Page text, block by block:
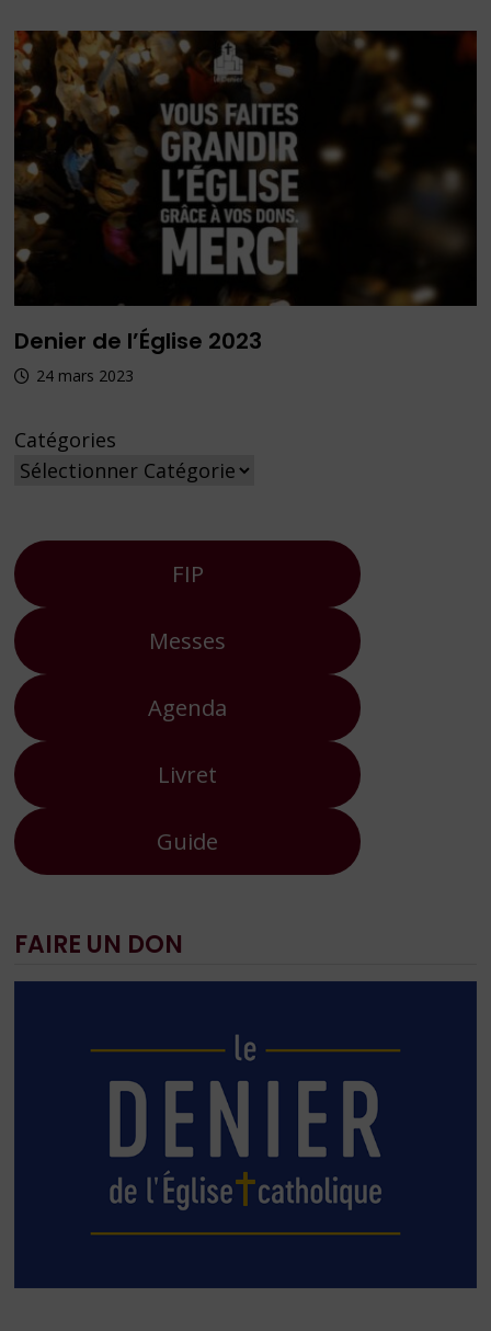
Denier de l’Église 2023
24 mars 2023
Catégories
FIP
Messes
Agenda
Livret
Guide
FAIRE UN DON